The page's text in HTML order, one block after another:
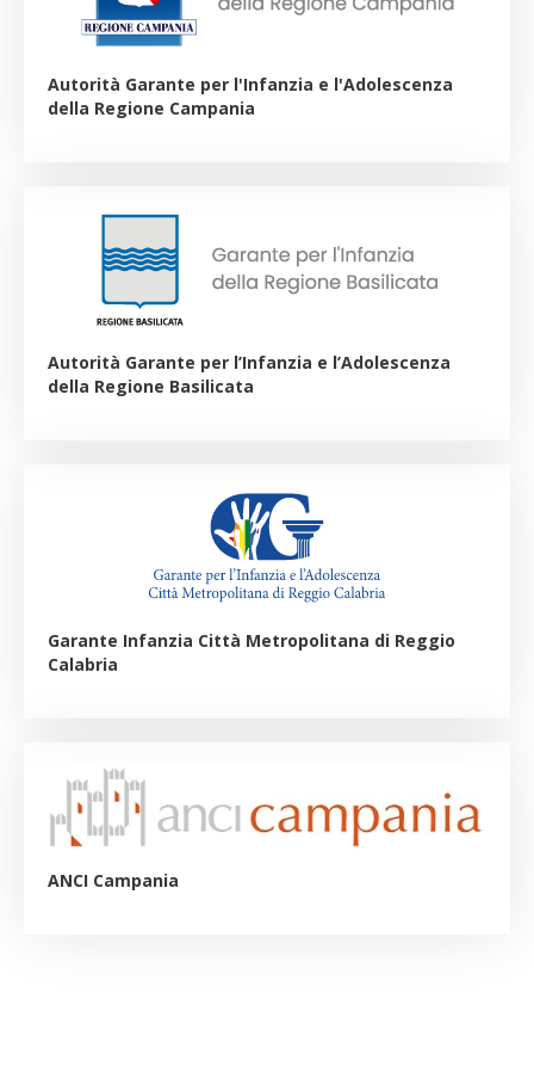
Autorità Garante per l'Infanzia e l'Adolescenza
della Regione Campania
Autorità Garante per l’Infanzia e l’Adolescenza
della Regione Basilicata
Garante Infanzia Città Metropolitana di Reggio
Calabria
ANCI Campania